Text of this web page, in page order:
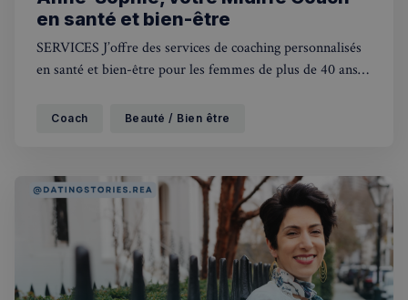
en santé et bien-être
SERVICES J’offre des services de coaching personnalisés
en santé et bien-être pour les femmes de plus de 40 ans
principes naturopathiques, naturelle et une approche
Coach Beauté / Bien être